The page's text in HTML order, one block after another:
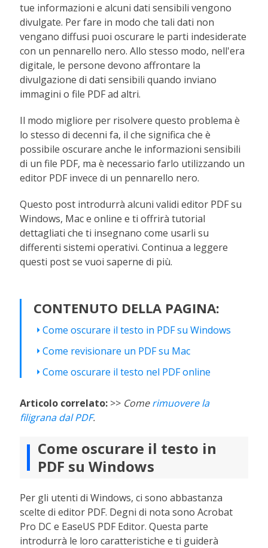
tue informazioni e alcuni dati sensibili vengono
divulgate. Per fare in modo che tali dati non
vengano diffusi puoi oscurare le parti indesiderate
con un pennarello nero. Allo stesso modo, nell'era
digitale, le persone devono affrontare la
divulgazione di dati sensibili quando inviano
immagini o file PDF ad altri.
Il modo migliore per risolvere questo problema è
lo stesso di decenni fa, il che significa che è
possibile oscurare anche le informazioni sensibili
di un file PDF, ma è necessario farlo utilizzando un
editor PDF invece di un pennarello nero.
Questo post introdurrà alcuni validi editor PDF su
Windows, Mac e online e ti offrirà tutorial
dettagliati che ti insegnano come usarli su
differenti sistemi operativi. Continua a leggere
questi post se vuoi saperne di più.
CONTENUTO DELLA PAGINA:
Come oscurare il testo in PDF su Windows
Come revisionare un PDF su Mac
Come oscurare il testo nel PDF online
Articolo correlato: >> Comerimuovere la
filigrana dal PDF.
Come oscurare il testo in
PDF su Windows
Per gli utenti di Windows, ci sono abbastanza
scelte di editor PDF. Degni di nota sono Acrobat
Pro DC e EaseUS PDF Editor. Questa parte
introdurrà le loro caratteristiche e ti guiderà